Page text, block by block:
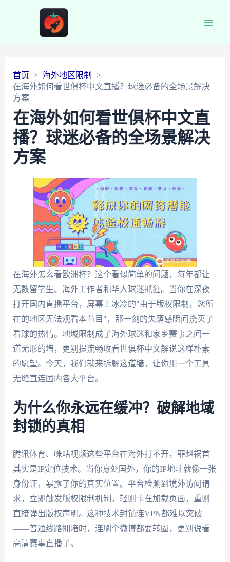
首页
海外地区限制
在海外如何看世俱杯中文直播？球迷必备的全场景解决
方案
在海外如何看世俱杯中文直
播？球迷必备的全场景解决
方案
在海外怎么看欧洲杯？这个看似简单的问题，每年都让
无数留学生、海外工作者和华人球迷抓狂。当你在深夜
打开国内直播平台，屏幕上冰冷的"由于版权限制，您所
在的地区无法观看本节目"，那一刻的失落感瞬间浇灭了
看球的热情。地域限制成了海外球迷和家乡赛事之间一
道无形的墙，更别提流畅收看世俱杯中文解说这样朴素
的愿望。今天，我们就来拆解这道墙，让你用一个工具
无缝直连国内各大平台。
为什么你永远在缓冲？破解地域
封锁的真相
腾讯体育、咪咕视频这些平台在海外打不开，罪魁祸首
其实是IP定位技术。当你身处国外，你的IP地址就像一张
身份证，暴露了你的真实位置。平台检测到境外访问请
求，立即触发版权限制机制，轻则卡在加载页面，重则
直接弹出版权声明。这种技术封锁连VPN都难以突破
——普通线路拥堵时，连刷个微博都要转圈，更别说看
高清赛事直播了。